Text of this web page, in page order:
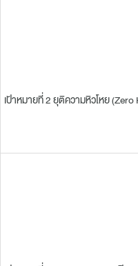
เป้าหมายที่ 2 ยุติความหิวโหย